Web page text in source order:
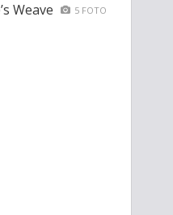
Weave 5 FOTO